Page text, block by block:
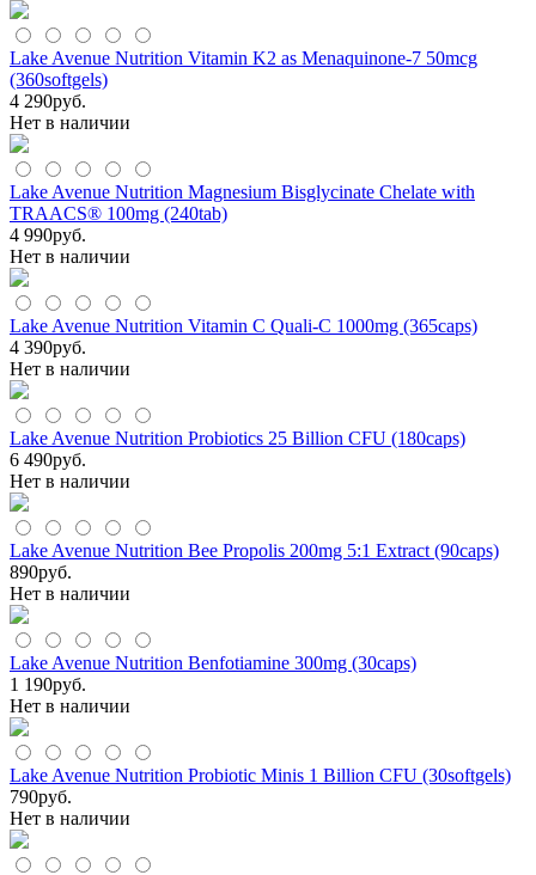
Lake Avenue Nutrition Vitamin K2 as Menaquinone-7 50mcg
(360softgels)
4 290руб.
Нет в наличии
Lake Avenue Nutrition Magnesium Bisglycinate Chelate with
TRAACS® 100mg (240tab)
4 990руб.
Нет в наличии
Lake Avenue Nutrition Vitamin C Quali-C 1000mg (365caps)
4 390руб.
Нет в наличии
Lake Avenue Nutrition Probiotics 25 Billion CFU (180caps)
6 490руб.
Нет в наличии
Lake Avenue Nutrition Bee Propolis 200mg 5:1 Extract (90caps)
890руб.
Нет в наличии
Lake Avenue Nutrition Benfotiamine 300mg (30caps)
1 190руб.
Нет в наличии
Lake Avenue Nutrition Probiotic Minis 1 Billion CFU (30softgels)
790руб.
Нет в наличии